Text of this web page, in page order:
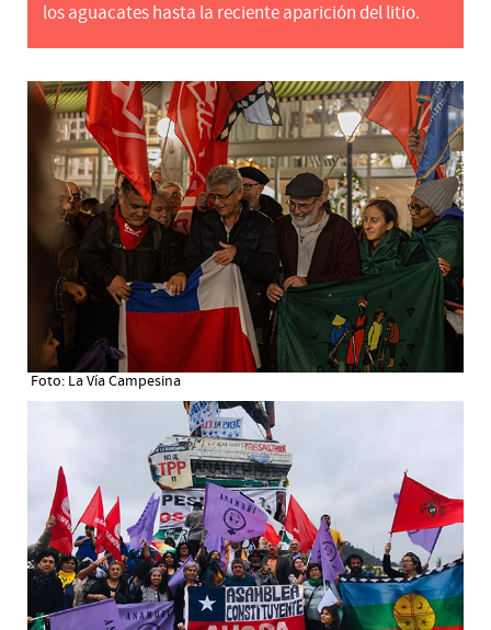
los aguacates hasta la reciente aparición del litio.
Foto: La Vía Campesina